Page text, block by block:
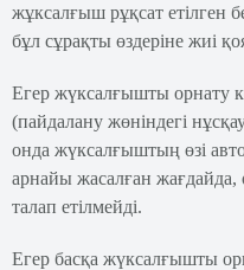
жұксалғыш рұқсат етілген
бұл сұрақты өздеріне жиі
Егер жүксалғышты орнату
(пайдалану жөніндегі
онда жүксалғыштың өзі
арнайы жасалған
талап етілмейді.
Егер басқа жүксалғышты